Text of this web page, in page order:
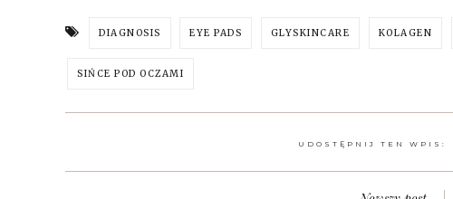
DIAGNOSIS EYE PADS GLYSKINCARE KOLAGEN
SIŃCE POD OCZAMI
UDOSTĘPNIJ TEN WPIS: